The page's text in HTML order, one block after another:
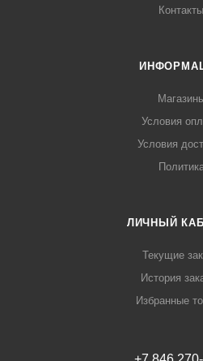
Контакты
Условия
Условия
ЛИЧНЫЙ
Текущие
История
Избранные